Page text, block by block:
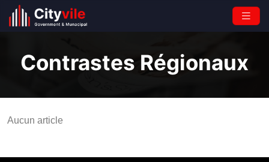
Contrastes Régionaux
Aucun article